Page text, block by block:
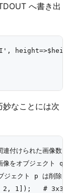
へ書き出
なことには次
けられた画像数を
オブジェクト q
ェクト p は削除し